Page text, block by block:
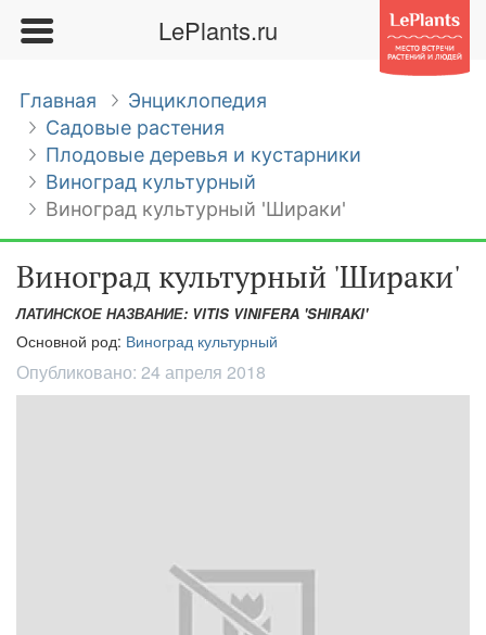
LePlants.ru
Главная
Энциклопедия
Садовые растения
Плодовые деревья и кустарники
Виноград культурный
Виноград культурный 'Шираки'
Виноград культурный 'Шираки'
ЛАТИНСКОЕ НАЗВАНИЕ: VITIS VINIFERA 'SHIRAKI'
Основной род: Виноград культурный
Опубликовано: 24 апреля 2018